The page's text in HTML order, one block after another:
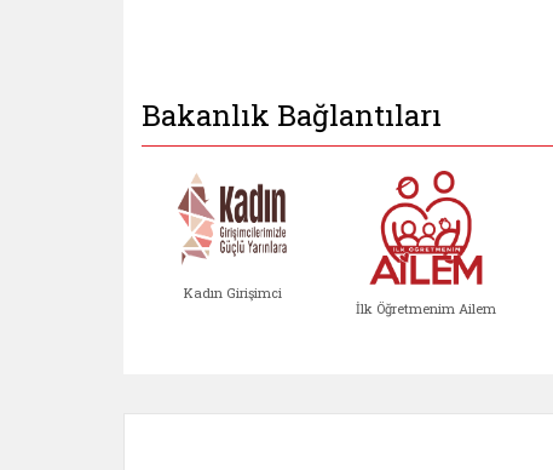
Bakanlık Bağlantıları
Kadın Girişimci
İlk Öğretmenim Ailem